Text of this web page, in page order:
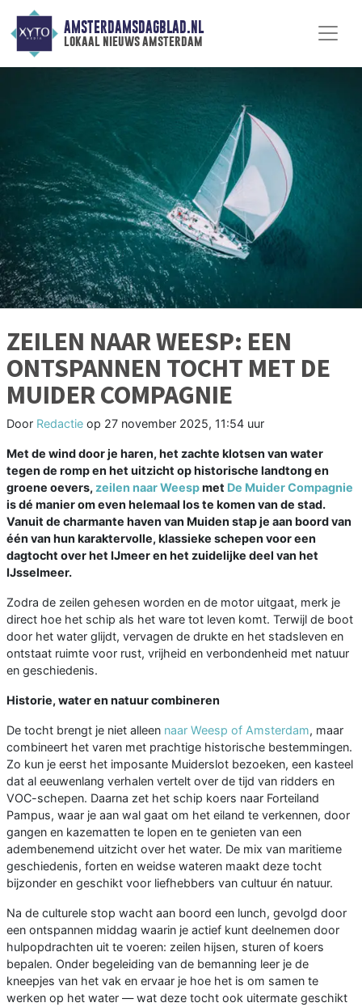
AMSTERDAMSDAGBLAD.NL
lokaal nieuws amsterdam
ZEILEN NAAR WEESP: EEN
ONTSPANNEN TOCHT MET DE
MUIDER COMPAGNIE
Door Redactie op 27 november 2025, 11:54 uur
Met de wind door je haren, het zachte klotsen van water
tegen de romp en het uitzicht op historische landtong en
groene oevers, zeilen naar Weespmet De Muider Compagnie
is dé manier om even helemaal los te komen van de stad.
Vanuit de charmante haven van Muiden stap je aan boord van
één van hun karaktervolle, klassieke schepen voor een
dagtocht over het IJmeer en het zuidelijke deel van het
IJsselmeer.
Zodra de zeilen gehesen worden en de motor uitgaat, merk je
direct hoe het schip als het ware tot leven komt. Terwijl de boot
door het water glijdt, vervagen de drukte en het stadsleven en
ontstaat ruimte voor rust, vrijheid en verbondenheid met natuur
en geschiedenis.
Historie, water en natuur combineren
De tocht brengt je niet alleen naar Weesp of Amsterdam, maar
combineert het varen met prachtige historische bestemmingen.
Zo kun je eerst het imposante Muiderslot bezoeken, een kasteel
dat al eeuwenlang verhalen vertelt over de tijd van ridders en
VOC-schepen. Daarna zet het schip koers naar Forteiland
Pampus, waar je aan wal gaat om het eiland te verkennen, door
gangen en kazematten te lopen en te genieten van een
adembenemend uitzicht over het water. De mix van maritieme
geschiedenis, forten en weidse wateren maakt deze tocht
bijzonder en geschikt voor liefhebbers van cultuur én natuur.
Na de culturele stop wacht aan boord een lunch, gevolgd door
een ontspannen middag waarin je actief kunt deelnemen door
hulpopdrachten uit te voeren: zeilen hijsen, sturen of koers
bepalen. Onder begeleiding van de bemanning leer je de
kneepjes van het vak en ervaar je hoe het is om samen te
werken op het water — wat deze tocht ook uitermate geschikt